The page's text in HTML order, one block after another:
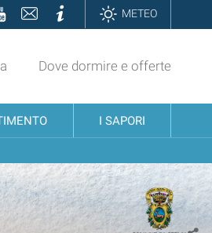
YouTubeContattiInformazioniMETEO
Dove dormire e offerte
I SAPORI